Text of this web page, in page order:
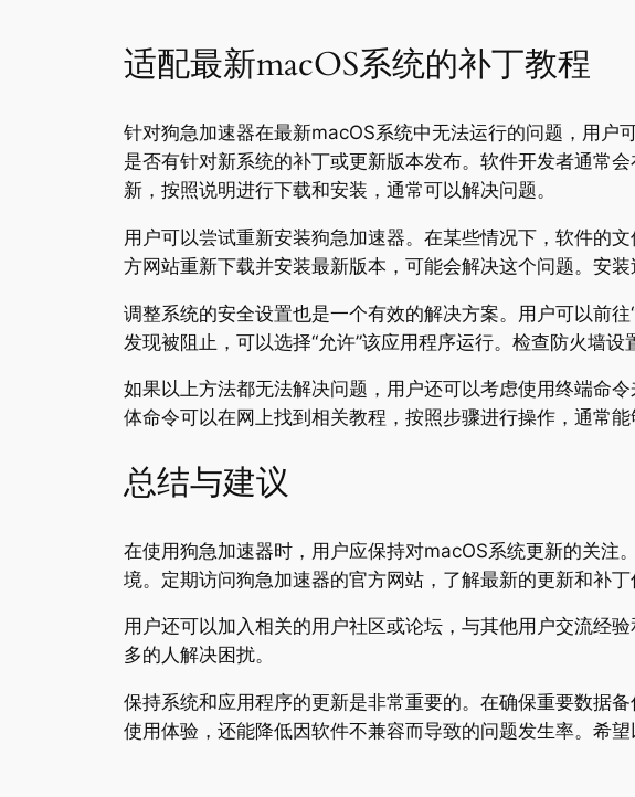
适配最新macOS系统的补丁教程
针对狗急加速器在最新macOS系统中无法运行的问题，用户
是否有针对新系统的补丁或更新版本发布。软件开发者通常
新，按照说明进行下载和安装，通常可以解决问题。
用户可以尝试重新安装狗急加速器。在某些情况下，软件的
方网站重新下载并安装最新版本，可能会解决这个问题。安
调整系统的安全设置也是一个有效的解决方案。用户可以前
发现被阻止，可以选择“允许”该应用程序运行。检查防火墙设
如果以上方法都无法解决问题，用户还可以考虑使用终端命
体命令可以在网上找到相关教程，按照步骤进行操作，通常
总结与建议
在使用狗急加速器时，用户应保持对macOS系统更新的关注
境。定期访问狗急加速器的官方网站，了解最新的更新和补
用户还可以加入相关的用户社区或论坛，与其他用户交流经
多的人解决困扰。
保持系统和应用程序的更新是非常重要的。在确保重要数据
使用体验，还能降低因软件不兼容而导致的问题发生率。希